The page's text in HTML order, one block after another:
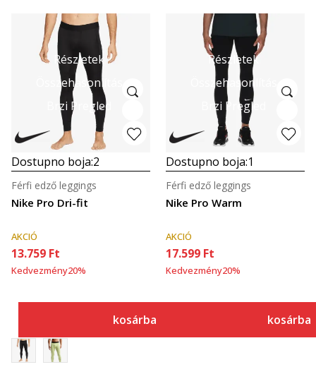
Részletek
Összehasonlítás
Brzi Pregled
Dostupno boja:2
Nike Pro Dri-fit
Férfi edző leggings
AKCIÓ
13.759 Ft
Kedvezmény20%
kosárba
Részletek
Összehasonlítás
Brzi Pregled
Dostupno boja:1
Nike Pro Warm
Férfi edző leggings
AKCIÓ
17.599 Ft
Kedvezmény20%
kosárba